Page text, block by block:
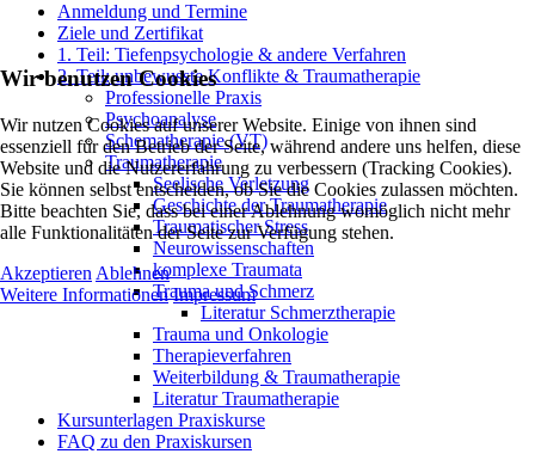
Anmeldung und Termine
Ziele und Zertifikat
1. Teil: Tiefenpsychologie & andere Verfahren
2. Teil: unbewusste Konflikte & Traumatherapie
Professionelle Praxis
Psychoanalyse
Schematherapie (VT)
Traumatherapie
Seelische Verletzung
Geschichte der Traumatherapie
Traumatischer Stress
Neurowissenschaften
komplexe Traumata
Trauma und Schmerz
Literatur Schmerztherapie
Trauma und Onkologie
Therapieverfahren
Weiterbildung & Traumatherapie
Literatur Traumatherapie
Kursunterlagen Praxiskurse
FAQ zu den Praxiskursen
Wir benutzen Cookies
Wir nutzen Cookies auf unserer Website. Einige von ihnen sind
essenziell für den Betrieb der Seite, während andere uns helfen, diese
Website und die Nutzererfahrung zu verbessern (Tracking Cookies).
Sie können selbst entscheiden, ob Sie die Cookies zulassen möchten.
Bitte beachten Sie, dass bei einer Ablehnung womöglich nicht mehr
alle Funktionalitäten der Seite zur Verfügung stehen.
Akzeptieren Ablehnen
Weitere Informationen Impressum